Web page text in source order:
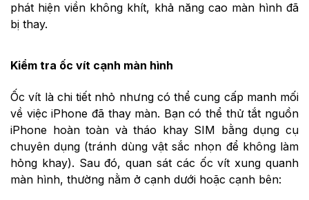
phát hiện viền không khít, khả năng cao màn hình đã
bị thay.
Kiểm tra ốc vít cạnh màn hình
Ốc vít là chi tiết nhỏ nhưng có thể cung cấp manh mối
về việc iPhone đã thay màn. Bạn có thể thử tắt nguồn
iPhone hoàn toàn và tháo khay SIM bằng dụng cụ
chuyên dụng (tránh dùng vật sắc nhọn để không làm
hỏng khay). Sau đó, quan sát các ốc vít xung quanh
màn hình, thường nằm ở cạnh dưới hoặc cạnh bên: